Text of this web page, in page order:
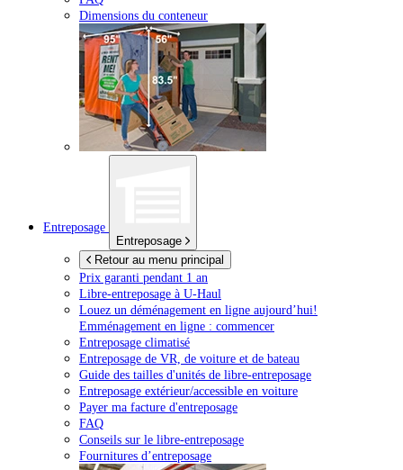
Dimensions du conteneur
Entreposage
Entreposage
Retour au menu principal
Prix garanti pendant 1 an
Libre-entreposage à U-Haul
Louez un déménagement en ligne aujourd’hui!
Emménagement en ligne : commencer
Entreposage climatisé
Entreposage de VR, de voiture et de bateau
Guide des tailles d'unités de libre-entreposage
Entreposage extérieur/accessible en voiture
Payer ma facture d'entreposage
FAQ
Conseils sur le libre-entreposage
Fournitures d’entreposage